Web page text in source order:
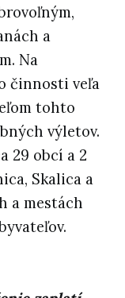
a
Na
činnosti veľa
tohto
výletov.
29 obcí a 2
Skalica a
a mestách